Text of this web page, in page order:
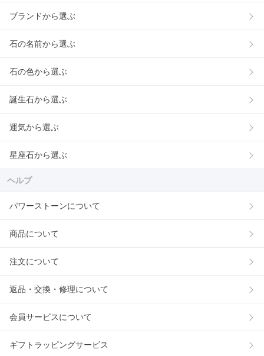
ブランドから選ぶ
石の名前から選ぶ
石の色から選ぶ
誕生石から選ぶ
運気から選ぶ
星座石から選ぶ
ヘルプ
パワーストーンについて
商品について
注文について
返品・交換・修理について
会員サービスについて
ギフトラッピングサービス